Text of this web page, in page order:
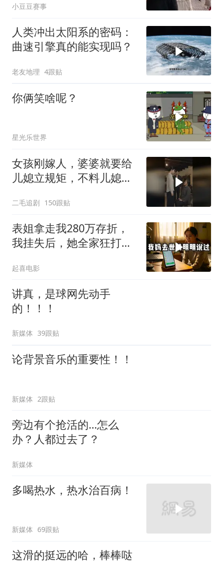
小豆豆赛事
人类冲出太阳系的密码：
曲速引擎真的能实现吗？
老友地理 4跟贴
你俩笑啥呢？
星光乐世界
女孩刚嫁人，婆婆就要给
儿媳立规矩，不料儿媳不
二毛追剧 150跟贴
表姐拿走我280万存折，
我挂失后，她全家狂打
起喜电影
讲真，是球网先动手
的！！！
新媒体 39跟贴
论背景音乐的重要性！！
新媒体 2跟贴
旁边有个抢活的…怎么
办？人都过去了？
新媒体
多喝热水，热水治百病！
新媒体 69跟贴
这滑的挺远的哈，棒棒哒